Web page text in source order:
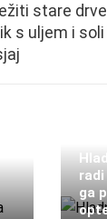
stare
s uljem i soli
radi
ga